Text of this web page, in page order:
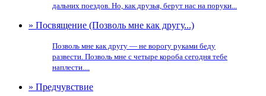
дальних поездов. Но, как друзья, берут нас на поруки...
» Посвящение (Позволь мне как другу...)
Позволь мне как другу — не ворогу руками беду
развести. Позволь мне с четыре короба сегодня тебе
наплести....
» Предчувствие